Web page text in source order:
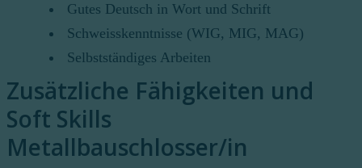
Gutes Deutsch in Wort und Schrift
Schweisskenntnisse (WIG, MIG, MAG)
Selbstständiges Arbeiten
Zusätzliche Fähigkeiten und
Soft Skills
Metallbauschlosser/in